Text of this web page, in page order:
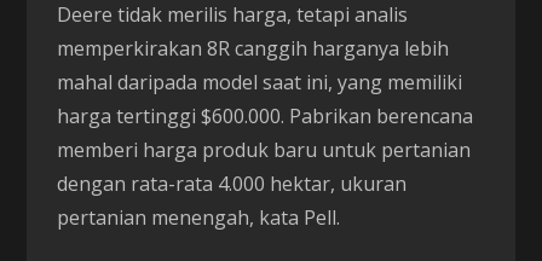
Deere tidak merilis harga, tetapi analis
memperkirakan 8R canggih harganya lebih
mahal daripada model saat ini, yang memiliki
harga tertinggi $600.000. Pabrikan berencana
memberi harga produk baru untuk pertanian
dengan rata-rata 4.000 hektar, ukuran
pertanian menengah, kata Pell.